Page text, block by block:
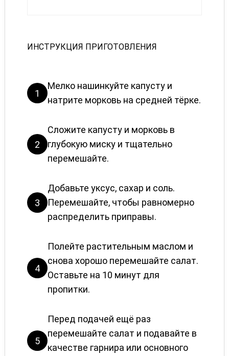
ИНСТРУКЦИЯ ПРИГОТОВЛЕНИЯ
1
Мелко нашинкуйте капусту и
натрите морковь на средней тёрке.
2
Сложите капусту и морковь в
глубокую миску и тщательно
перемешайте.
3
Добавьте уксус, сахар и соль.
Перемешайте, чтобы равномерно
распределить приправы.
4
Полейте растительным маслом и
снова хорошо перемешайте салат.
Оставьте на 10 минут для
пропитки.
5
Перед подачей ещё раз
перемешайте салат и подавайте в
качестве гарнира или основного